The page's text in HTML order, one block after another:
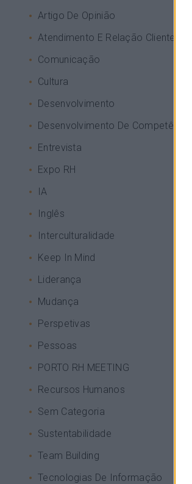
Artigo De Opinião
Atendimento E Relação Cliente
Comunicação
Cultura
Desenvolvimento
Desenvolvimento De Competências
Entrevista
Expo RH
IA
Inglês
Interculturalidade
Keep In Mind
Liderança
Mudança
Perspetivas
Pessoas
PORTO RH MEETING
Recursos Humanos
Sem Categoria
Sustentabilidade
Team Building
Tecnologias De Informação